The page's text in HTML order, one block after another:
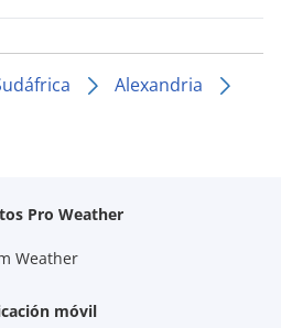
Alexandria
Pro Weather
Weather
móvil